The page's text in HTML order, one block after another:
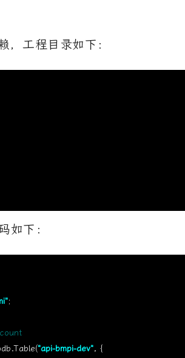
，工程目录如下：
如下：
;
// Create a mapping from 'route' to a count
"api-bmpi-dev", {